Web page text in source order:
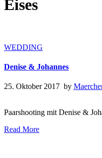
Eises
WEDDING
Denise & Johannes
25. Oktober 2017 by
Paarshooting mit Denise &
Read More